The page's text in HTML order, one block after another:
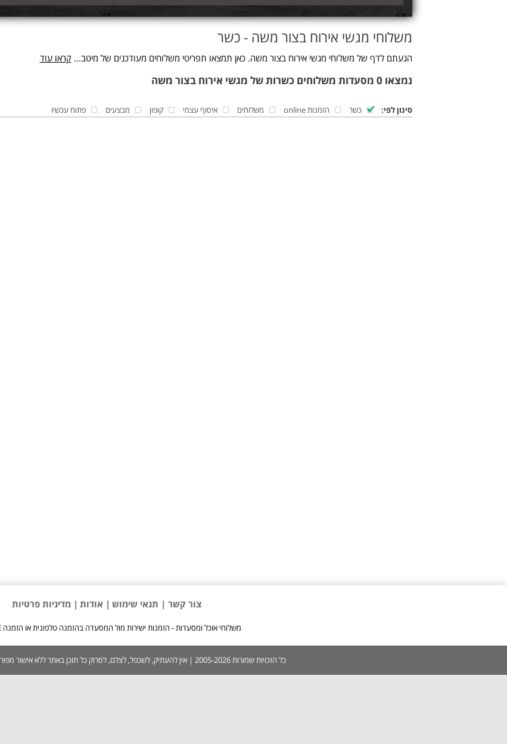
משלוחי מגשי אירוח בצור משה - כשר
הגעתם לדף של משלוחי מגשי אירוח בצור משה. כאן תמצאו תפריטי משלוחים מעודכנים של מיטב... קראו עוד
נמצאו 0 מסעדות משלוחים כשרות של מגשי אירוח בצור משה
סינון לפי: כשר הזמנות online משלוחים איסוף עצמי קופון מבצעים פתוח עכשיו
צור קשר | תנאי שימוש | אודות | מדיניות פרטיות
משלוחי אוכל ומסעדות - הזמנות ישירות מול המסעדה בהזמנה טלפונית או הזמנה ONLINE
כל הזכויות שמורות 2005-2026 | אין להעתיק, לשכפל, לצלם, לסרוק כל תוכן באתר ללא אישור מפורש בכתב ממערכת האתר.